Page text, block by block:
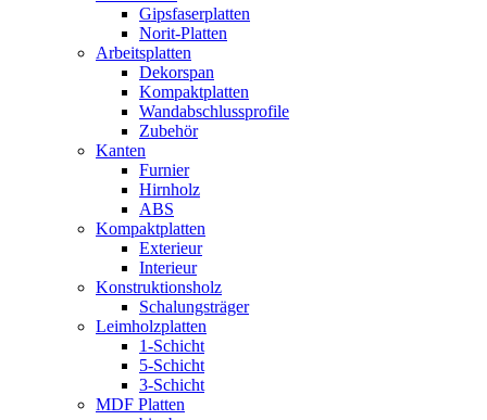
Gipsfaserplatten
Norit-Platten
Arbeitsplatten
Dekorspan
Kompaktplatten
Wandabschlussprofile
Zubehör
Kanten
Furnier
Hirnholz
ABS
Kompaktplatten
Exterieur
Interieur
Konstruktionsholz
Schalungsträger
Leimholzplatten
1-Schicht
5-Schicht
3-Schicht
MDF Platten